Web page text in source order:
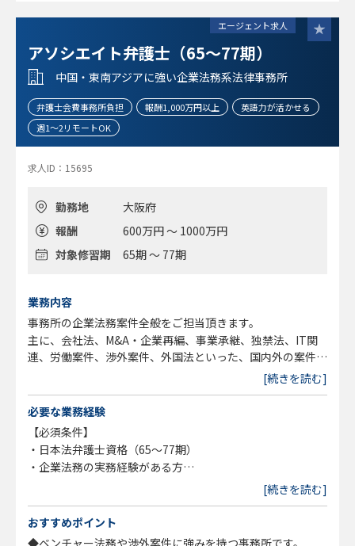
る場合や、現在募集している当事務所のオフィスでの勤務だ
と通勤が困難な場合は、ご希望の地域に新規オフィス開設を
検討することも可能です。当事務所のオフィスが無い地域も
含めて、ご相談ください。。
当社ご推薦紹介にてここ5年で40期代の弁護士から50期、60
期代、最近では70期代の弁護士が合計10数名入所。前職は
事務所の弁護士は勿論の事、検事出身、インハウスと多彩。
定着率も高い。
■入所後 数年経過の弁護士からのコメント
＊【民事家事～企業法務】一般民事事件を幅広く担当＋企業
法務（顧問企業）の割り当てもあり、契約書作成・レビュ
ー、労働、訴訟、諸々相談も担当し経験を積める
友人弁護士の話を聞くと、弊所は案件の数も多く、領域も広
はフィットするし有難い
＊【報酬など】相応に稼ぎたいと希望する人＝ 相応の忙し
さは当然ある。そうでない人も、組織としては調整しやすい
ので活躍の場が拡がる
■就業環境：自由度が高い、風通しが良い
エージェント求人
アソシエイト弁護士（65～77期）
中国・東南アジアに強い企業法務系法律事務所
弁護士会費事務所負担 報酬1,000万円以上
英語力が活かせる
週1～2リモートOK
求人ID：15695
勤務地
大阪府
報酬
600万円 ～ 1000万円
対象修習期
65期 ～ 77期
業務内容
事務所の企業法務案件全般をご担当頂きます。
主に、会社法、M&A・企業再編、事業承継、独禁法、IT関
連、労働案件、渉外案件、外国法といった、国内外の案件を
国内案件と海外案件(中国/ASEAN)の比率は7:3程度です。
※変更の範囲：事務所の定める業務とする
[続きを読む]
必要な業務経験
【必須条件】
・日本法弁護士資格（65～77期）
・企業法務の実務経験がある方
【歓迎要項】
・英語・中国語の読み書き
[続きを読む]
おすすめポイント